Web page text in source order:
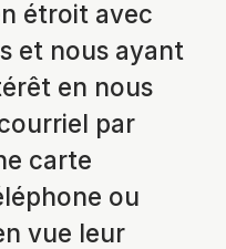
étroit avec
et nous ayant
en nous
par
carte
ou
vue leur